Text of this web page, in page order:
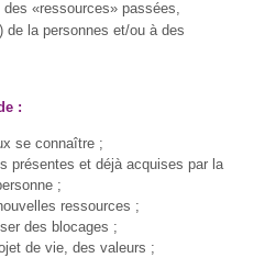
«ressources» passées,
de la personnes et/ou à des
:
se connaître ;
présentes et déjà acquises par la
;
ressources ;
des blocages ;
de vie, des valeurs ;